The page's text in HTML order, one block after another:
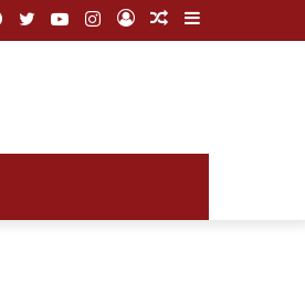
Sidebar
Random
Log
Instagram
YouTube
Twitter
Facebook